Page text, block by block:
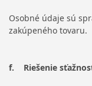
Osobné údaje sú
zakúpeného tovaru.
f. Riešenie